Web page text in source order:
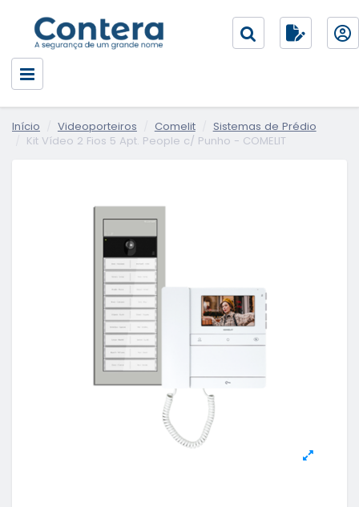
Início Videoporteiros Comelit
Sistemas de Prédio
Kit Vídeo 2 Fios 5 Apt. People c/ Punho - COMELIT